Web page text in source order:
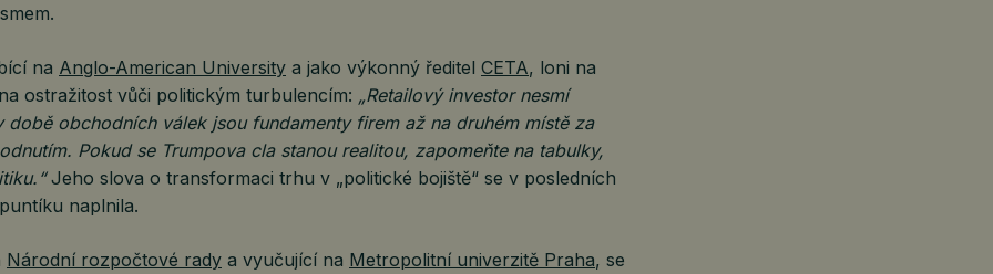
na Anglo-American University a jako výkonný ředitel CETA, loni na
ostražitost vůči politickým turbulencím: „Retailový investor nesmí
době obchodních válek jsou fundamenty firem až na druhém místě za
Pokud se Trumpova cla stanou realitou, zapomeňte na tabulky,
Jeho slova o transformaci trhu v „politické bojiště“ se v posledních
naplnila.
Národní rozpočtové rady a vyučující na Metropolitní univerzitě Praha, se